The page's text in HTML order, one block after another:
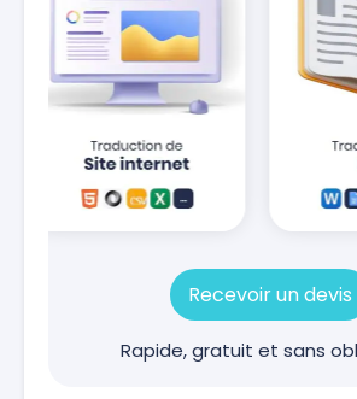
Recevoir un devis
Rapide, gratuit et sans